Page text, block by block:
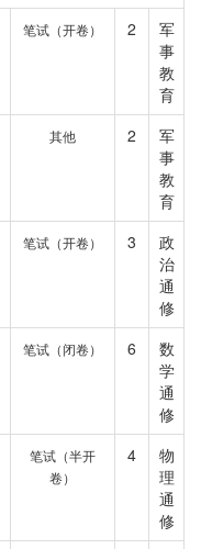
笔试（开卷） 2
军
事
教
育
其他 2
军
事
教
育
笔试（开卷） 3
政
治
通
修
笔试（闭卷） 6
数
学
通
修
笔试（半开
卷）
4
物
理
通
修